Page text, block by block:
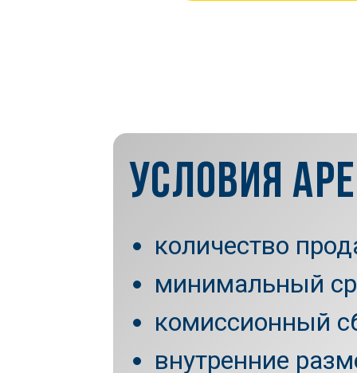
УСЛОВИЯ
количество
минимальный
комиссионный
внутренние